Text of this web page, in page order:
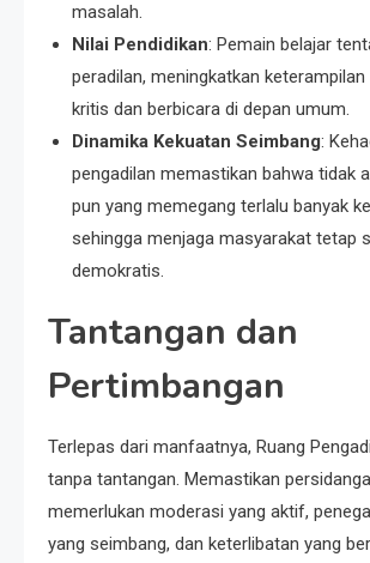
masalah.
Nilai Pendidikan: Pemain belajar
peradilan, meningkatkan
kritis dan berbicara di depan umum.
Dinamika Kekuatan Seimbang:
pengadilan memastikan bahwa tidak
pun yang memegang terlalu banyak
sehingga menjaga masyarakat tetap
demokratis.
Tantangan dan
Pertimbangan
Terlepas dari manfaatnya, Ruang
tanpa tantangan. Memastikan
memerlukan moderasi yang aktif,
yang seimbang, dan keterlibatan yang